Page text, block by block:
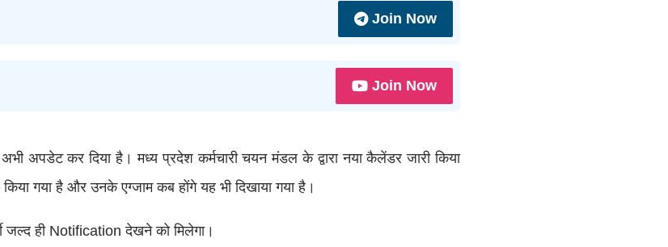
Join Now
Join Now
अपडेट कर दिया है। मध्य प्रदेश कर्मचारी चयन मंडल के द्वारा नया कैलेंडर जारी किया
गया है और उनके एग्जाम कब होंगे यह भी दिखाया गया है।
जल्द ही Notification देखने को मिलेगा।